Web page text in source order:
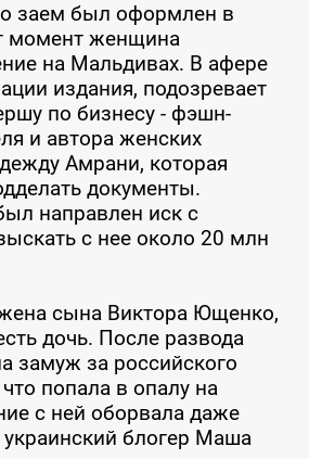
заем был оформлен в
момент женщина
на Мальдивах. В афере
издания, подозревает
по бизнесу - фэшн-
и автора женских
Амрани, которая
документы.
направлен иск с
с нее около 20 млн
сына Виктора Ющенко,
дочь. После развода
за российского
попала в опалу на
с ней оборвала даже
украинский блогер Маша